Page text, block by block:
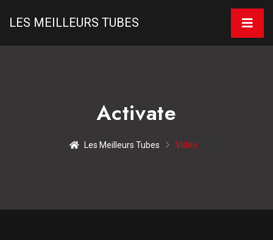
LES MEILLEURS TUBES
Activate
Les Meilleurs Tubes Vidéo